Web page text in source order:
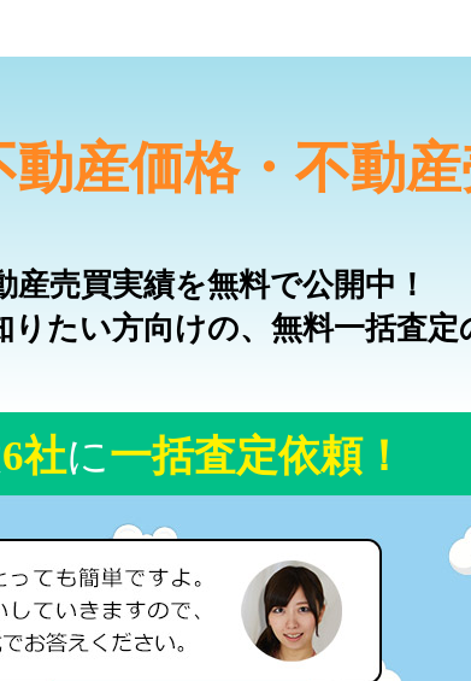
産価格・不動
売買実績を無料で公開中！
たい方向けの、無料一括査定
6社に一括査定依頼！